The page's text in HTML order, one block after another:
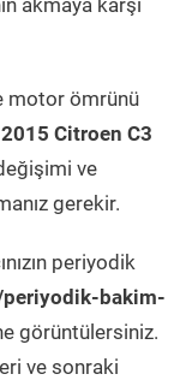
akmaya karşı
motor ömrünü
2015 Citroen C3
ve
gerekir.
periyodik
bakim-
görüntülersiniz.
ve sonraki